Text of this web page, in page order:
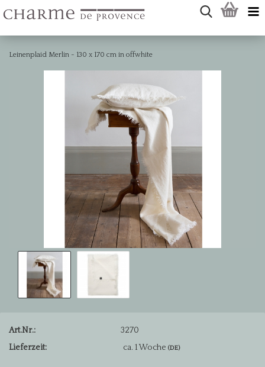
Leinenplaid Merlin - 130 x 170 cm in offwhite
Art.Nr.:
3270
Lieferzeit:
ca. 1 Woche(DE)